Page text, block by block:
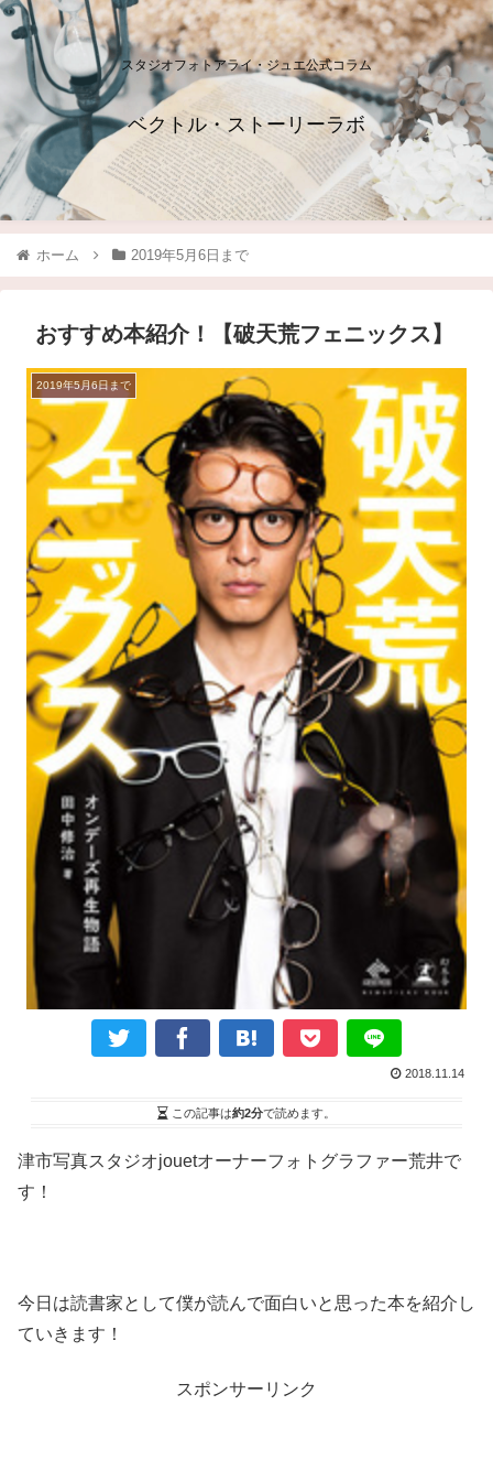
スタジオフォトアライ・ジュエ公式コラム
ベクトル・ストーリーラボ
ホーム 2019年5月6日まで
おすすめ本紹介！【破天荒フェニックス】
2019年5月6日まで
2018.11.14
この記事は約2分で読めます。
津市写真スタジオjouetオーナーフォトグラファー荒井で
す！
今日は読書家として僕が読んで面白いと思った本を紹介し
ていきます！
スポンサーリンク